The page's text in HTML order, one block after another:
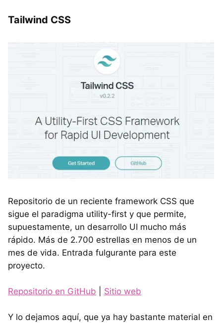
Tailwind CSS
Repositorio de un reciente framework CSS que
sigue el paradigma utility-first y que permite,
supuestamente, un desarrollo UI mucho más
rápido. Más de 2.700 estrellas en menos de un
mes de vida. Entrada fulgurante para este
proyecto.
Repositorio en GitHub Sitio web
Y lo dejamos aquí, que ya hay bastante material en